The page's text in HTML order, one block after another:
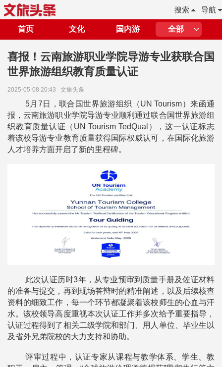
导航
搜索
首页 文化 国内游 全部
喜报！云南旅游职业学院导游专业获联合国
世界旅游组织教育质量认证
2025-05-08 20:43 文旅头条
5月7日，联合国世界旅游组织（UN Tourism）来函通
报，云南旅游职业学院导游专业顺利通过联合国世界旅游组
织教育质量认证（UN Tourism TedQual），这一认证标志
着该校导游专业教育质量获得国际权威认可，在国际化旅游
人才培养方面开启了新的里程碑。
此次认证历时3年，从专业预审到质量手册及佐证材料
的准备与提交，再到现场答辩时的精准阐述，以及后续核查
资料的细致工作，每一个环节都凝聚着该校师生的心血与汗
水。该校领导高度重视本次认证工作并多次给予重要指导，
认证过程得到了相关二级学院和部门、用人单位、毕业生以
及省外兄弟院校的大力支持和协助。
评审过程中，认证专家从课程与教学体系、学生、教